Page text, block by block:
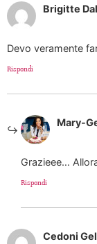
Brigitte
Devo veramente
Rispondi
Mary-
Grazieee…
Rispondi
Cedoni